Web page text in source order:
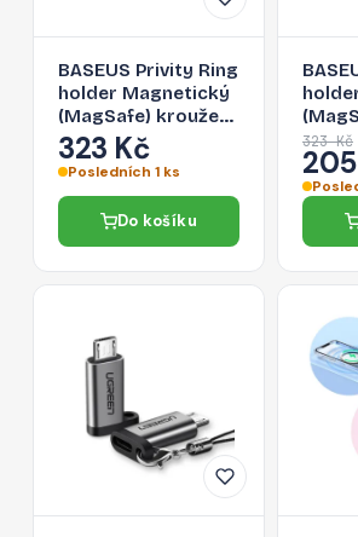
BASEUS Privity Ring
holder Magnetický
(MagSafe) kroužek
s prstýnkem, černý
323 Kč
Posledních 1 ks
Do košíku
s
323 Kč